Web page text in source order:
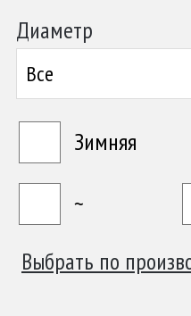
Диаметр
Все
Зимняя
~
Выбрать по